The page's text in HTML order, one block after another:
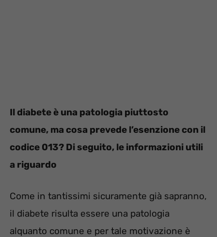
Il diabete è una patologia piuttosto
comune, ma cosa prevede l’esenzione con il
codice 013? Di seguito, le informazioni utili
a riguardo
Come in tantissimi sicuramente già sapranno,
il diabete risulta essere una patologia
alquanto comune e per tale motivazione è